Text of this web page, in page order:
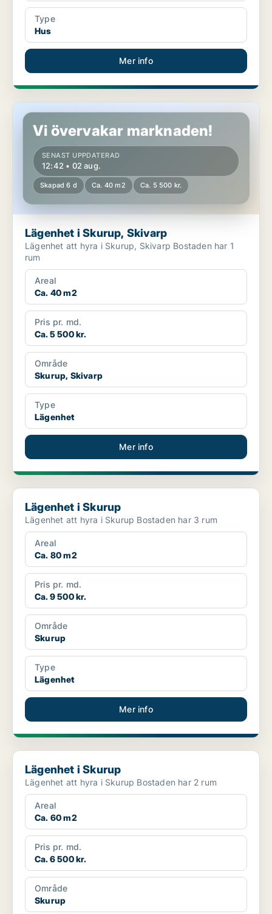
Type
Hus
Mer info
Lägenhet i Skurup, Skivarp
Vi övervakar marknaden!
SENAST UPPDATERAD
12:42 • 02 aug.
Skapad 6 d Ca. 40 m2 Ca. 5 500 kr.
Lägenhet i Skurup, Skivarp
Lägenhet att hyra i Skurup, Skivarp Bostaden har 1
rum
Areal
Ca. 40 m2
Pris pr. md.
Ca. 5 500 kr.
Område
Skurup, Skivarp
Type
Lägenhet
Mer info
Lägenhet i Skurup
Lägenhet i Skurup
Lägenhet att hyra i Skurup Bostaden har 3 rum
Areal
Ca. 80 m2
Pris pr. md.
Ca. 9 500 kr.
Område
Skurup
Type
Lägenhet
Mer info
Lägenhet i Skurup
Lägenhet i Skurup
Lägenhet att hyra i Skurup Bostaden har 2 rum
Areal
Ca. 60 m2
Pris pr. md.
Ca. 6 500 kr.
Område
Skurup